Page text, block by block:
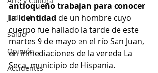
Judicial
Salud
Opinión
Accidentes
antioqueño trabajan para conocer
la identidad de un hombre cuyo
cuerpo fue hallado la tarde de este
martes 9 de mayo en el río San Juan,
en inmediaciones de la vereda La
Seca, municipio de Hispania.